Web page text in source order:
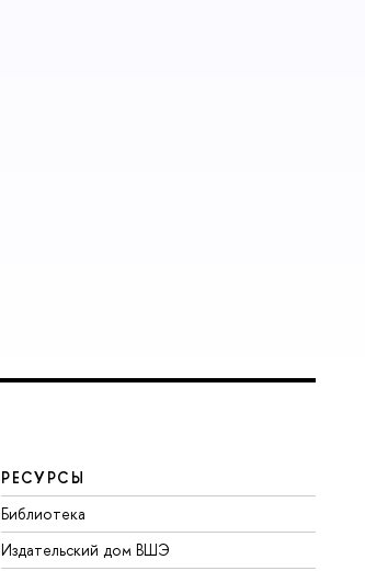
РЕСУРСЫ
Библиотека
Издательский дом ВШЭ